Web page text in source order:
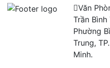
Văn
Trần Bình
Phường
Trung,
Minh.